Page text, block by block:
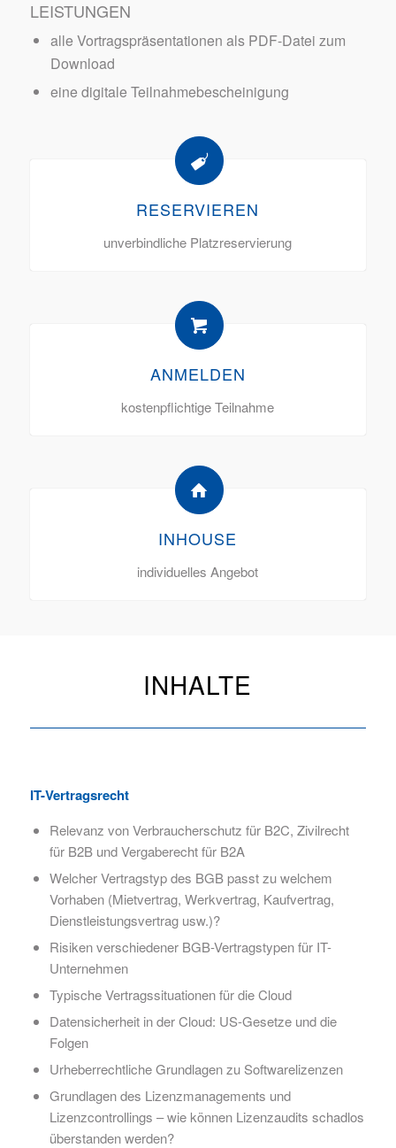
LEISTUNGEN
alle Vortragspräsentationen als PDF-Datei zum
Download
eine digitale Teilnahmebescheinigung
RESERVIEREN
unverbindliche Platzreservierung
ANMELDEN
kostenpflichtige Teilnahme
INHOUSE
individuelles Angebot
INHALTE
IT-Vertragsrecht
Relevanz von Verbraucherschutz für B2C, Zivilrecht
für B2B und Vergaberecht für B2A
Welcher Vertragstyp des BGB passt zu welchem
Vorhaben (Mietvertrag, Werkvertrag, Kaufvertrag,
Dienstleistungsvertrag usw.)?
Risiken verschiedener BGB-Vertragstypen für IT-
Unternehmen
Typische Vertragssituationen für die Cloud
Datensicherheit in der Cloud: US-Gesetze und die
Folgen
Urheberrechtliche Grundlagen zu Softwarelizenzen
Grundlagen des Lizenzmanagements und
Lizenzcontrollings – wie können Lizenzaudits schadlos
überstanden werden?